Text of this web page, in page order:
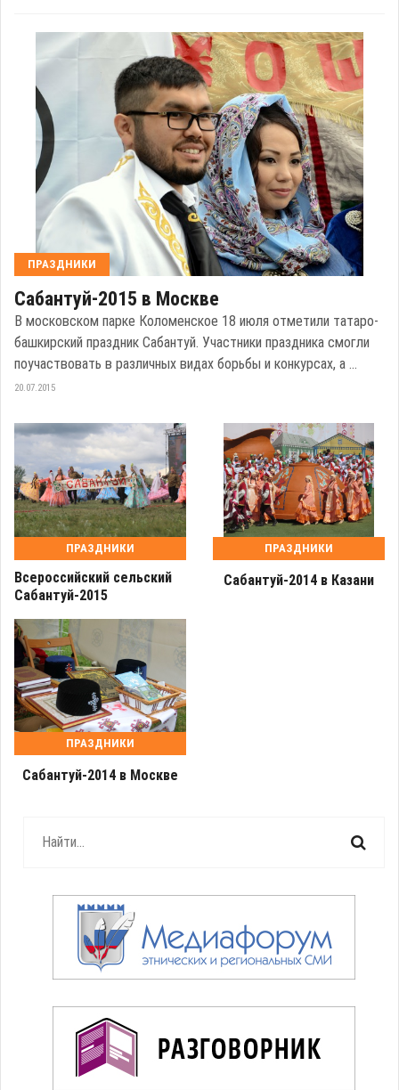
ПРАЗДНИКИ
Сабантуй-2015 в Москве
В московском парке Коломенское 18 июля отметили татаро-
башкирский праздник Сабантуй. Участники праздника смогли
поучаствовать в различных видах борьбы и конкурсах, а ...
20.07.2015
ПРАЗДНИКИ
Всероссийский сельский
Сабантуй-2015
ПРАЗДНИКИ
Сабантуй-2014 в Казани
ПРАЗДНИКИ
Сабантуй-2014 в Москве